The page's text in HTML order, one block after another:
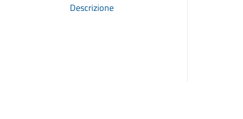
Descrizione